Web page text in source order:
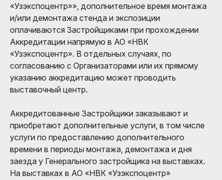
«Узэкспоцентр»», дополнительное время монтажа
и/или демонтажа стенда и экспозиции
оплачиваются Застройщиками при прохождении
Аккредитации напрямую в АО «НВК
«Узэкспоцентр». В отдельных случаях, по
согласованию с Организаторами или их прямому
указанию аккредитацию может проводить
выставочный центр.
Аккредитованные Застройщики заказывают и
приобретают дополнительные услуги, в том числе
услуги по предоставлению дополнительного
времени в периоды монтажа, демонтажа и дня
заезда у Генерального застройщика на выставках.
На выставках в АО «НВК «Узэкспоцентр»